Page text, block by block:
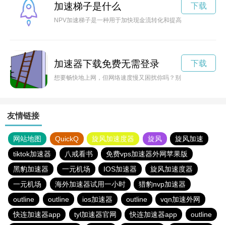
加速梯子是什么
NPV加速梯子是一种用于加快现金流转化和提高净现值的方法
下载
加速器下载免费无需登录
想要畅快地上网，但网络速度慢又困扰你吗？别担心！现在有
下载
友情链接
网站地图 QuickQ 旋风加速度器 旋风
旋风加速
tiktok加速器
八戒看书
免费vps加速器外网苹果版
黑豹加速器
一元机场 IOS加速器
旋风加速度器
一元机场
海外加速器试用一小时
猎豹nvp加速器
outline
outline ios加速器 outline
vqn加速外网
快连加速器app
tyl加速器官网 快连加速器app outline